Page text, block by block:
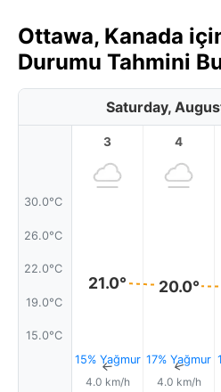
Ottawa, Kanada
Durumu Tahmini
Saturday,
30.0°C
26.0°C
22.0°C
19.0°C
15.0°C
3
21.0°
15% Yağmur
↑
4.0 km/h
4
20.0°
17% Yağmur
↑
4.0 km/h